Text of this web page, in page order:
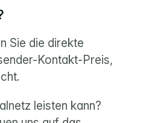
Sie die direkte
Kontakt-Preis,
leisten kann?